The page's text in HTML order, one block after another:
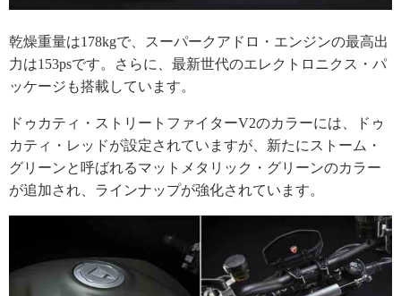
乾燥重量は178kgで、スーパークアドロ・エンジンの最高出
力は153psです。さらに、最新世代のエレクトロニクス・パ
ッケージも搭載しています。
ドゥカティ・ストリートファイターV2のカラーには、ドゥ
カティ・レッドが設定されていますが、新たにストーム・
グリーンと呼ばれるマットメタリック・グリーンのカラー
が追加され、ラインナップが強化されています。